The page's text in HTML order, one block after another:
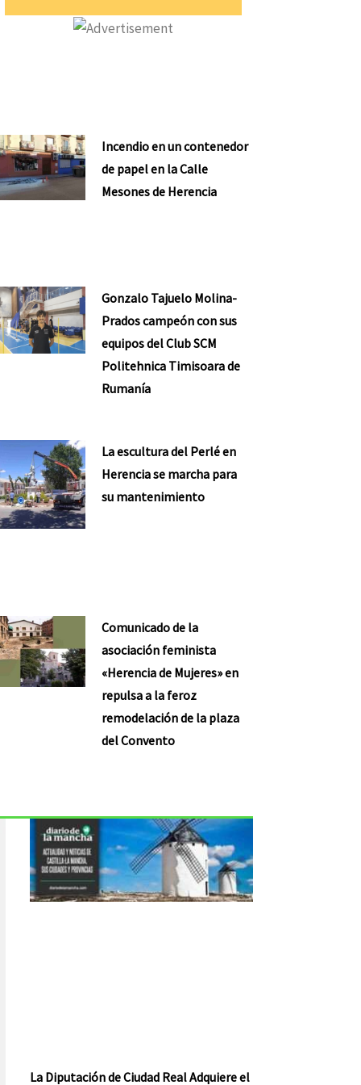
Incendio en un contenedor
de papel en la Calle
Mesones de Herencia
Gonzalo Tajuelo Molina-
Prados campeón con sus
equipos del Club SCM
Politehnica Timisoara de
Rumanía
La escultura del Perlé en
Herencia se marcha para
su mantenimiento
Comunicado de la
asociación feminista
«Herencia de Mujeres» en
repulsa a la feroz
remodelación de la plaza
del Convento
La Diputación de Ciudad Real Adquiere el